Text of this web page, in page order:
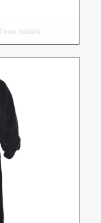
Toon details